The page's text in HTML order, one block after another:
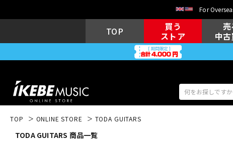
For
TOP
買う
ストア
売
中
TOP ONLINE STORE TODA GUITARS
TODA GUITARS 商品一覧